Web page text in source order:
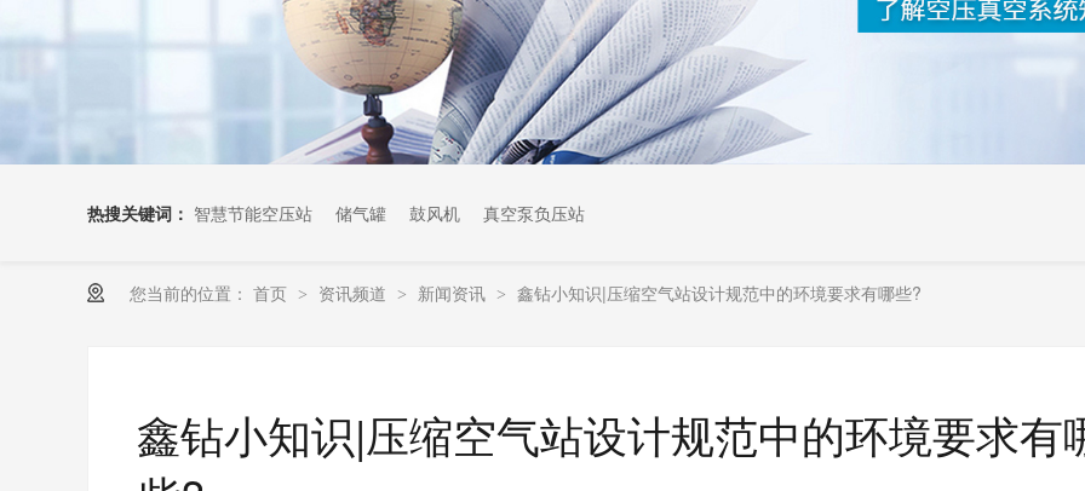
热搜关键词： 智慧节能空压站 储气罐 鼓风机 真空泵负压站
您当前的位置： 首页 > 资讯频道 > 新闻资讯 > 鑫钻小知识|压缩空气站设计规范中的环境要求有哪些?
鑫钻小知识|压缩空气站设计规范中的环境要求有